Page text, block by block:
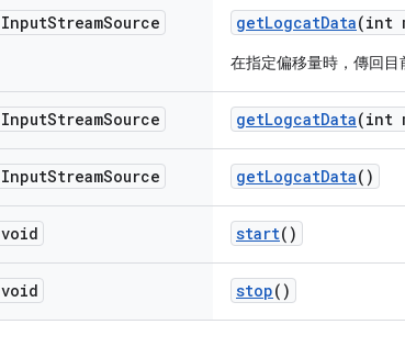
InputStreamSource getLogcatData(int
在指定偏移量時，傳回目
InputStreamSource getLogcatData(int
InputStreamSource getLogcatData()
void start()
void stop()